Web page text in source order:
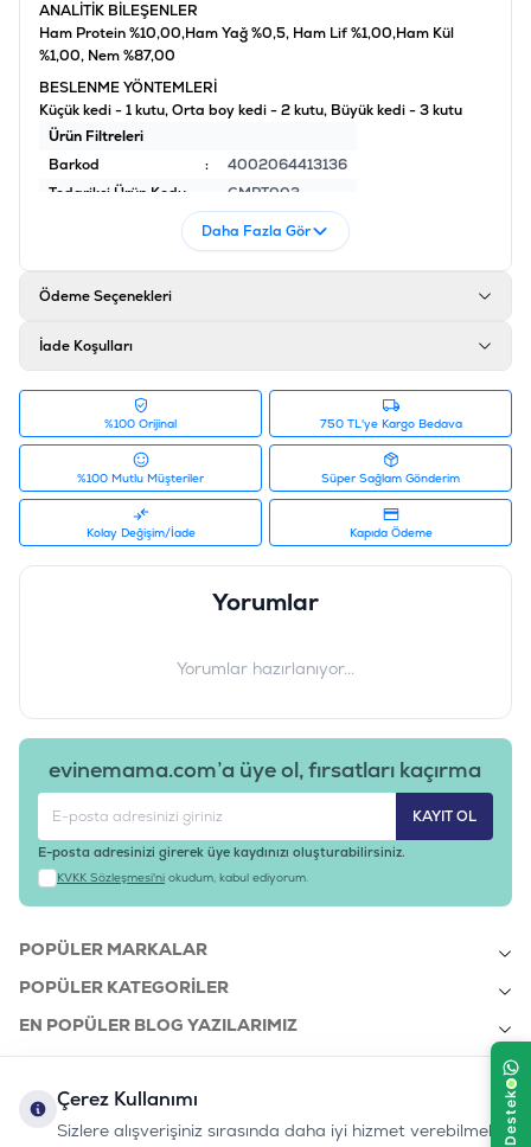
ANALİTİK BİLEŞENLER
Ham Protein %10,00,Ham Yağ %0,5, Ham Lif %1,00,Ham Kül
%1,00, Nem %87,00
BESLENME YÖNTEMLERİ
Küçük kedi - 1 kutu, Orta boy kedi - 2 kutu, Büyük kedi - 3 kutu
Ürün Filtreleri
Barkod
:
4002064413136
Tedarikçi Ürün Kodu
GMPT003
Daha Fazla Gör
Ödeme Seçenekleri
İade Koşulları
%100 Orijinal 750 TL'ye Kargo Bedava
%100 Mutlu Müşteriler Süper Sağlam Gönderim
Kolay Değişim/İade Kapıda Ödeme
Yorumlar
Yorumlar hazırlanıyor...
evinemama.com’a üye ol, fırsatları kaçırma
KAYIT OL
E-posta adresinizi girerek üye kaydınızı oluşturabilirsiniz.
KVKK Sözleşmesi'ni okudum, kabul ediyorum.
POPÜLER MARKALAR
POPÜLER KATEGORILER
EN POPÜLER BLOG YAZILARIMIZ
KURUMSAL
Çerez Kullanımı
Sizlere alışverişiniz sırasında daha iyi hizmet verebilmek